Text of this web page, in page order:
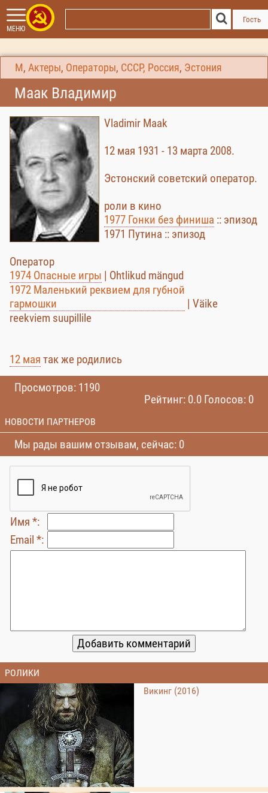
МЕНЮ
Гость
М , Актеры, Операторы, СССР, Россия, Эстония
Маак Владимир
Vladimir Maak
12 мая 1931 - 13 марта 2008.
Эстонский советский оператор.
роли в кино
1977 Гонки без финиша :: эпизод
1971 Путина :: эпизод
Оператор
1974 Опасные игры | Ohtlikud mängud
1972 Маленький реквием для губной
гармошки
| Väike
reekviem suupillile
12 мая так же родились
Просмотров: 1190
Рейтинг: 0.0 Голосов: 0
НОВОСТИ ПАРТНЕРОВ
Мы рады вашим отзывам, сейчас: 0
Имя *:
Email *:
РОЛИКИ
Викинг (2016)